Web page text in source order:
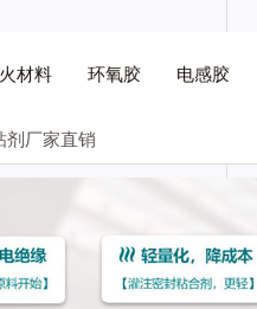
材料 环氧胶 电感胶
剂厂家直销